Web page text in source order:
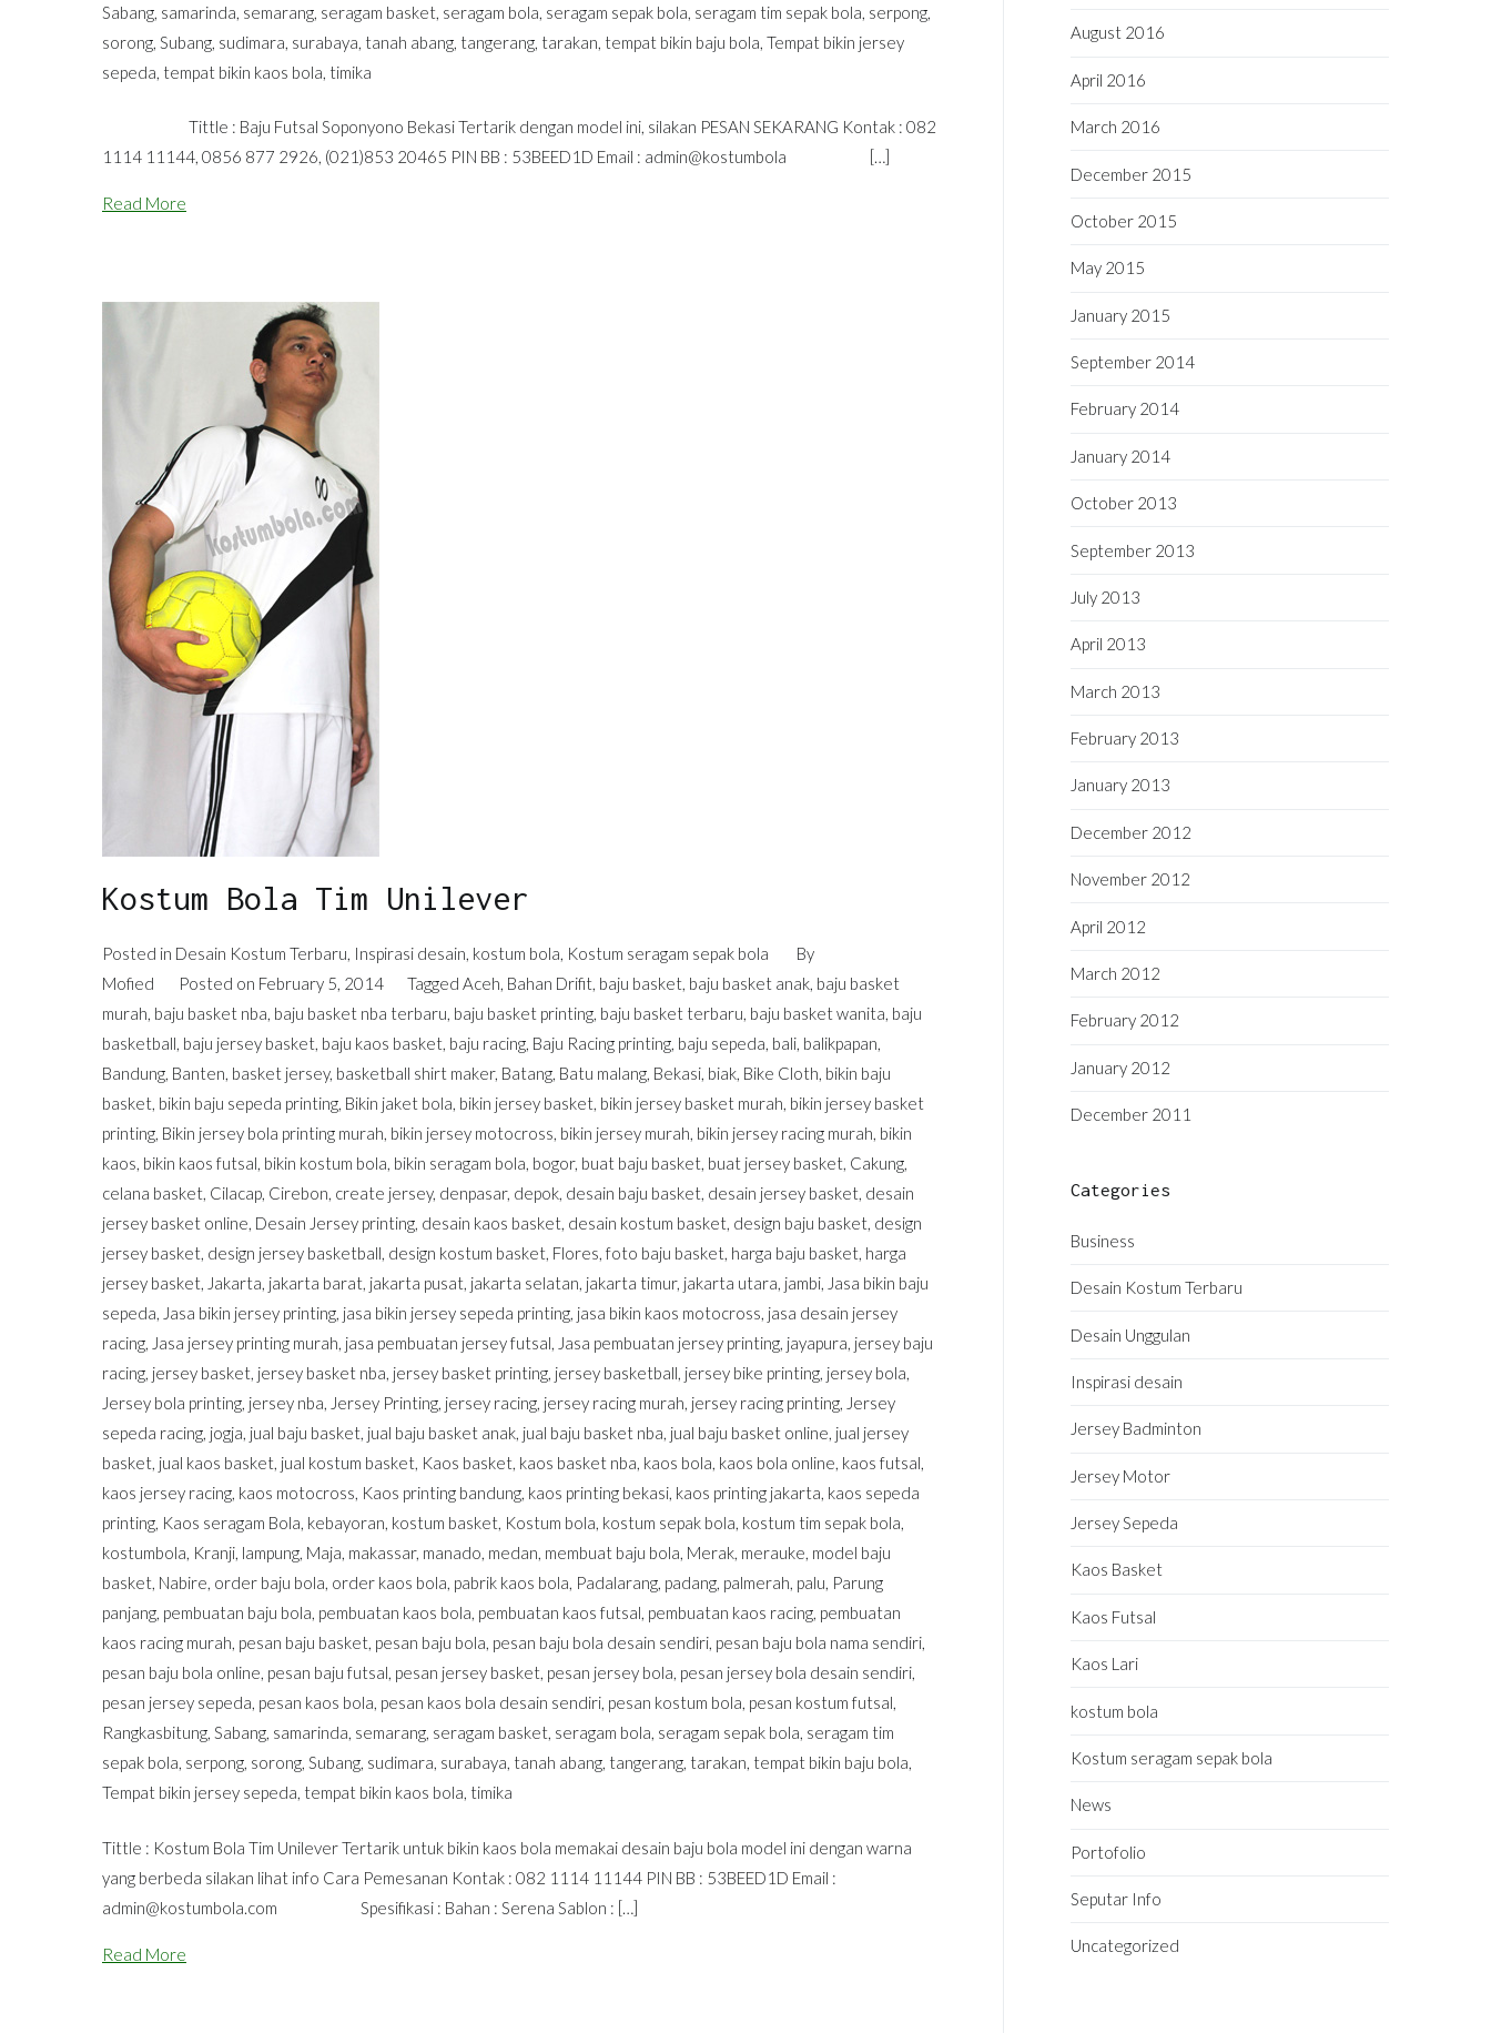
Sabang, samarinda, semarang, seragam basket, seragam bola, seragam sepak bola, seragam tim sepak bola, serpong,
sorong, Subang, sudimara, surabaya, tanah abang, tangerang, tarakan, tempat bikin baju bola, Tempat bikin jersey
sepeda, tempat bikin kaos bola, timika
Tittle : Baju Futsal Soponyono Bekasi Tertarik dengan model ini, silakan PESAN SEKARANG Kontak : 082
1114 11144, 0856 877 2926, (021)853 20465 PIN BB : 53BEED1D Email : admin@kostumbola […]
Read More
Kostum Bola Tim Unilever
Posted in Desain Kostum Terbaru, Inspirasi desain, kostum bola, Kostum seragam sepak bola
By
Mofied
Posted on February 5, 2014 TaggedAceh, Bahan Drifit, baju basket, baju basket anak, baju basket
murah, baju basket nba, baju basket nba terbaru, baju basket printing, baju basket terbaru, baju basket wanita, baju
basketball, baju jersey basket, baju kaos basket, baju racing, Baju Racing printing, baju sepeda, bali, balikpapan,
Bandung, Banten, basket jersey, basketball shirt maker, Batang, Batu malang, Bekasi, biak, Bike Cloth, bikin baju
basket, bikin baju sepeda printing, Bikin jaket bola, bikin jersey basket, bikin jersey basket murah, bikin jersey basket
printing, Bikin jersey bola printing murah, bikin jersey motocross, bikin jersey murah, bikin jersey racing murah, bikin
kaos, bikin kaos futsal, bikin kostum bola, bikin seragam bola, bogor, buat baju basket, buat jersey basket, Cakung,
celana basket, Cilacap, Cirebon, create jersey, denpasar, depok, desain baju basket, desain jersey basket, desain
jersey basket online, Desain Jersey printing, desain kaos basket, desain kostum basket, design baju basket, design
jersey basket, design jersey basketball, design kostum basket, Flores, foto baju basket, harga baju basket, harga
jersey basket, Jakarta, jakarta barat, jakarta pusat, jakarta selatan, jakarta timur, jakarta utara, jambi, Jasa bikin baju
sepeda, Jasa bikin jersey printing, jasa bikin jersey sepeda printing, jasa bikin kaos motocross, jasa desain jersey
racing, Jasa jersey printing murah, jasa pembuatan jersey futsal, Jasa pembuatan jersey printing, jayapura, jersey baju
racing, jersey basket, jersey basket nba, jersey basket printing, jersey basketball, jersey bike printing, jersey bola,
Jersey bola printing, jersey nba, Jersey Printing, jersey racing, jersey racing murah, jersey racing printing, Jersey
sepeda racing, jogja, jual baju basket, jual baju basket anak, jual baju basket nba, jual baju basket online, jual jersey
basket, jual kaos basket, jual kostum basket, Kaos basket, kaos basket nba, kaos bola, kaos bola online, kaos futsal,
kaos jersey racing, kaos motocross, Kaos printing bandung, kaos printing bekasi, kaos printing jakarta, kaos sepeda
printing, Kaos seragam Bola, kebayoran, kostum basket, Kostum bola, kostum sepak bola, kostum tim sepak bola,
kostumbola, Kranji, lampung, Maja, makassar, manado, medan, membuat baju bola, Merak, merauke, model baju
basket, Nabire, order baju bola, order kaos bola, pabrik kaos bola, Padalarang, padang, palmerah, palu, Parung
panjang, pembuatan baju bola, pembuatan kaos bola, pembuatan kaos futsal, pembuatan kaos racing, pembuatan
kaos racing murah, pesan baju basket, pesan baju bola, pesan baju bola desain sendiri, pesan baju bola nama sendiri,
pesan baju bola online, pesan baju futsal, pesan jersey basket, pesan jersey bola, pesan jersey bola desain sendiri,
pesan jersey sepeda, pesan kaos bola, pesan kaos bola desain sendiri, pesan kostum bola, pesan kostum futsal,
Rangkasbitung, Sabang, samarinda, semarang, seragam basket, seragam bola, seragam sepak bola, seragam tim
sepak bola, serpong, sorong, Subang, sudimara, surabaya, tanah abang, tangerang, tarakan, tempat bikin baju bola,
Tempat bikin jersey sepeda, tempat bikin kaos bola, timika
Tittle : Kostum Bola Tim Unilever Tertarik untuk bikin kaos bola memakai desain baju bola model ini dengan warna
yang berbeda silakan lihat info Cara Pemesanan Kontak : 082 1114 11144 PIN BB : 53BEED1D Email :
admin@kostumbola.com Spesifikasi : Bahan : Serena Sablon : […]
Read More
August 2016
April 2016
March 2016
December 2015
October 2015
May 2015
January 2015
September 2014
February 2014
January 2014
October 2013
September 2013
July 2013
April 2013
March 2013
February 2013
January 2013
December 2012
November 2012
April 2012
March 2012
February 2012
January 2012
December 2011
Categories
Business
Desain Kostum Terbaru
Desain Unggulan
Inspirasi desain
Jersey Badminton
Jersey Motor
Jersey Sepeda
Kaos Basket
Kaos Futsal
Kaos Lari
kostum bola
Kostum seragam sepak bola
News
Portofolio
Seputar Info
Uncategorized